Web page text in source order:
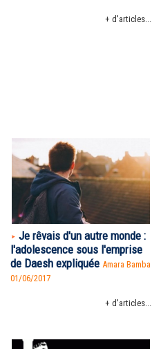
+ d'articles...
Je rêvais d'un autre monde :
l'adolescence sous l'emprise
de Daesh expliquée Amara Bamba
01/06/2017
+ d'articles...